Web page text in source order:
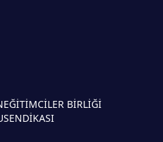
EĞİTİMCİLER BİRLİĞİ
SENDİKASI